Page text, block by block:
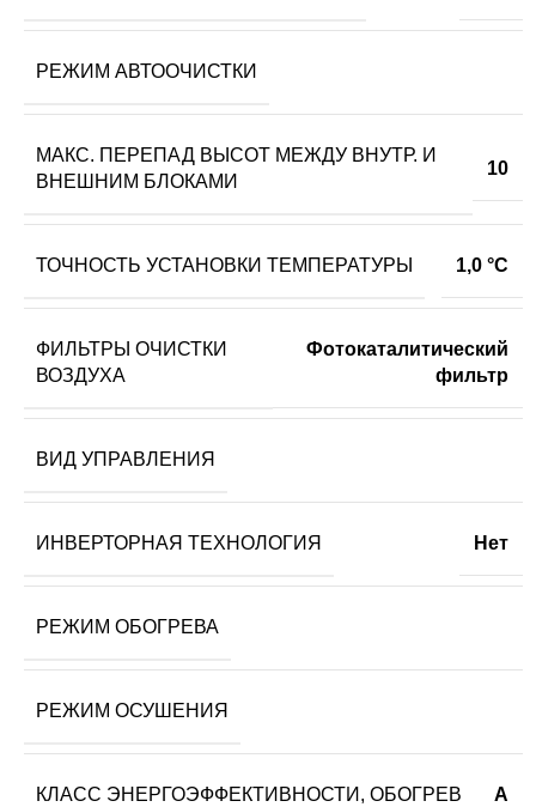
РЕЖИМ АВТООЧИСТКИ
МАКС. ПЕРЕПАД ВЫСОТ МЕЖДУ ВНУТР. И
ВНЕШНИМ БЛОКАМИ
10
ТОЧНОСТЬ УСТАНОВКИ ТЕМПЕРАТУРЫ 1,0 °С
ФИЛЬТРЫ ОЧИСТКИ
ВОЗДУХА
Фотокаталитический
фильтр
ВИД УПРАВЛЕНИЯ
ИНВЕРТОРНАЯ ТЕХНОЛОГИЯ Нет
РЕЖИМ ОБОГРЕВА
РЕЖИМ ОСУШЕНИЯ
КЛАСС ЭНЕРГОЭФФЕКТИВНОСТИ, ОБОГРЕВ A